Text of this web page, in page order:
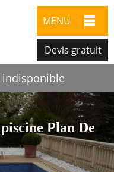
MENU
Devis gratuit
indisponible
Plan De